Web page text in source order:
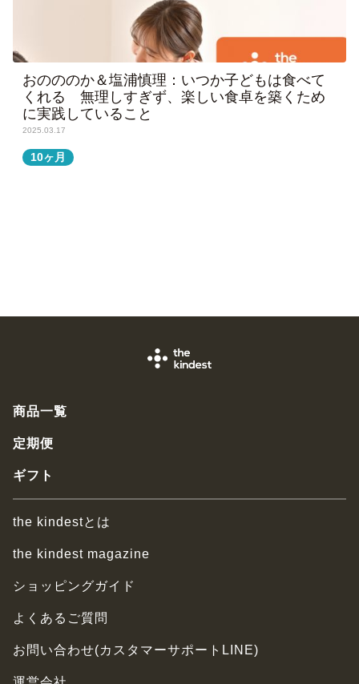
おのののか＆塩浦慎理：いつか子どもは食べて
くれる 無理しすぎず、楽しい食卓を築くため
に実践していること
2025.03.17
10ヶ月
商品一覧
定期便
ギフト
the kindestとは
the kindest magazine
ショッピングガイド
よくあるご質問
お問い合わせ(カスタマーサポートLINE)